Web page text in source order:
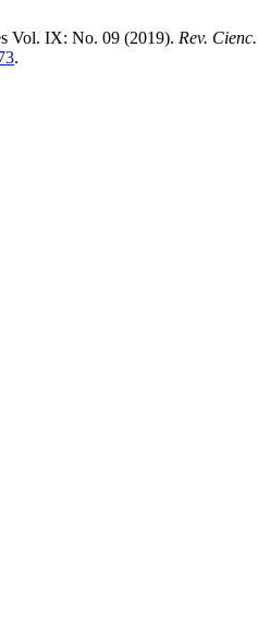
Vol. IX: No. 09 (2019). Rev.
.